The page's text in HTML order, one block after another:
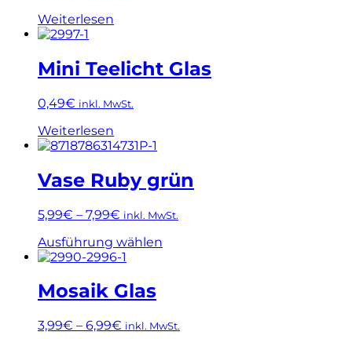
Weiterlesen
Mini Teelicht Glas
0,49€ inkl. MwSt.
Weiterlesen
Vase Ruby grün
5,99€ – 7,99€ inkl. MwSt.
Ausführung wählen
Die
Mosaik Glas
3,99€ – 6,99€ inkl. MwSt.